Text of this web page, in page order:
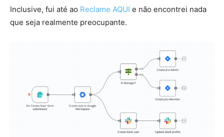
Inclusive, fui até ao Reclame AQUI e não encontrei nada
que seja realmente preocupante.